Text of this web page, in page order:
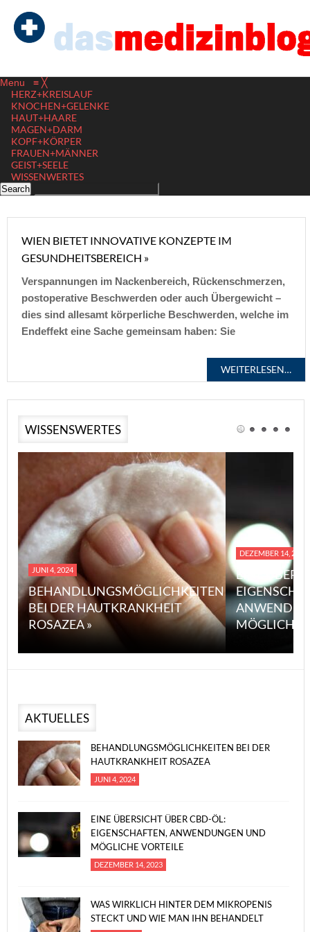
Menu ≡ ╳
HERZ+KREISLAUF
KNOCHEN+GELENKE
HAUT+HAARE
MAGEN+DARM
KOPF+KÖRPER
FRAUEN+MÄNNER
GEIST+SEELE
WISSENWERTES
WIEN BIETET INNOVATIVE KONZEPTE IM
GESUNDHEITSBEREICH »
Verspannungen im Nackenbereich, Rückenschmerzen,
postoperative Beschwerden oder auch Übergewicht –
dies sind allesamt körperliche Beschwerden, welche im
Endeffekt eine Sache gemeinsam haben: Sie
WEITERLESEN…
WISSENSWERTES
JUNI 4, 2024
BEHANDLUNGSMÖGLICHKEITEN
BEI DER HAUTKRANKHEIT
ROSAZEA »
DEZEMBER 14, 2023
EINE
MÖGLICHE
AKTUELLES
BEHANDLUNGSMÖGLICHKEITEN BEI DER
HAUTKRANKHEIT ROSAZEA
JUNI 4, 2024
EINE ÜBERSICHT ÜBER CBD-ÖL:
EIGENSCHAFTEN, ANWENDUNGEN UND
MÖGLICHE VORTEILE
DEZEMBER 14, 2023
WAS WIRKLICH HINTER DEM MIKROPENIS
STECKT UND WIE MAN IHN BEHANDELT